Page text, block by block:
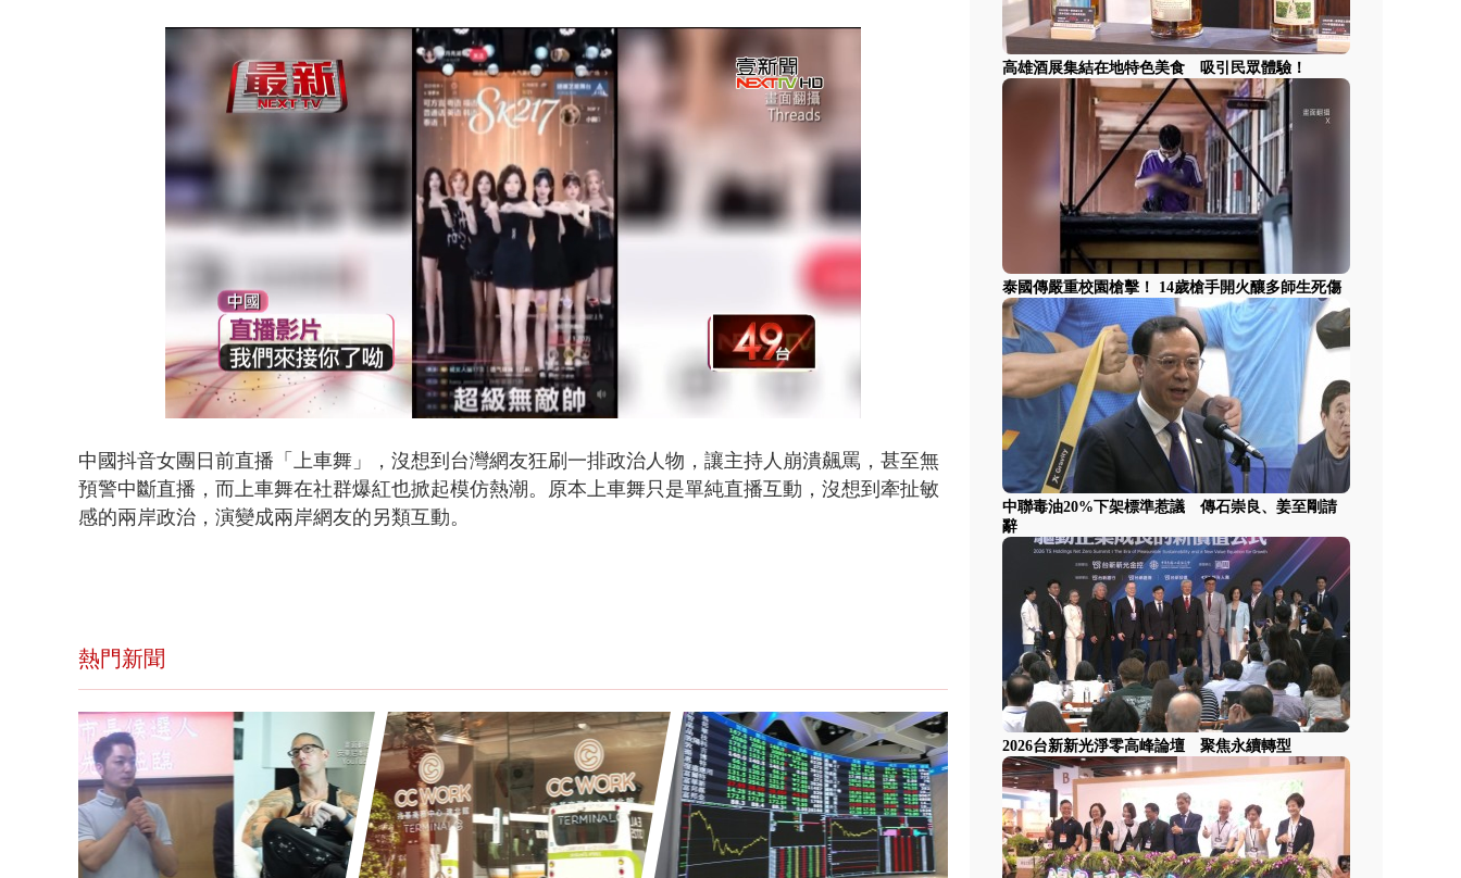
父親節限定！ 「一鴨三吃」、「客家攪福」...
白海豚海警！ 雨彈將炸台中以北 不排除明...
Unmute Loaded
51.22%
中國抖音女團日前直播「上車舞」，沒想到台灣網友狂刷一排政治人物，讓主持人崩潰飆罵，甚至無
預警中斷直播，而上車舞在社群爆紅也掀起模仿熱潮。 原本上車舞只是單純直播互動，沒想到牽扯敏
感的兩岸政治，演變成兩岸網友的另類互動。
熱門新聞
高雄酒展集結在地特色美食 吸引民眾體驗！
泰國傳嚴重校園槍擊！ 14歲槍手開火釀多師生死傷
中聯毒油20%下架標準惹議 傳石崇良、姜至剛請
辭
2026台新新光淨零高峰論壇 聚焦永續轉型